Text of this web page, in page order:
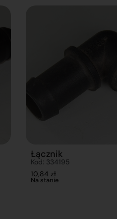
Łącznik
Kod: 334195
10,84 zł
Na stanie